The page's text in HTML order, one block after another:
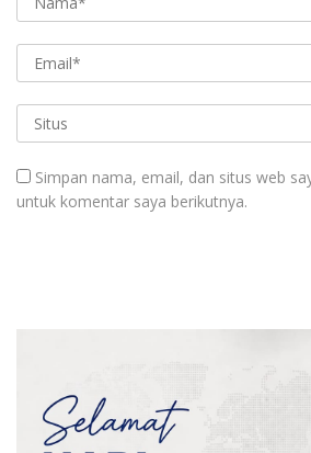
Simpan nama, email, dan situs web
untuk komentar saya berikutnya.